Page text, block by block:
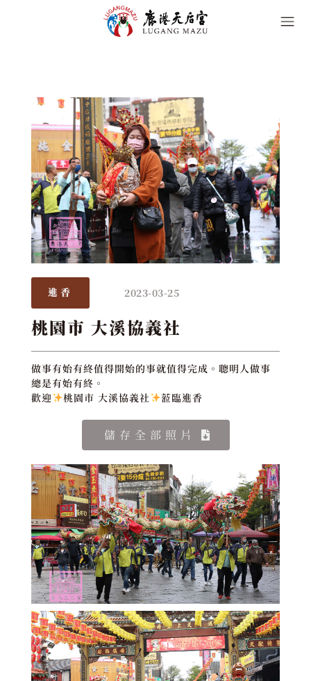
進香 2023-03-25
桃園市 大溪協義社
做事有始有終值得開始的事就值得完成。聰明人做事
總是有始有終。
歡迎
桃園市 大溪協義社 蒞臨進香
儲存全部照片